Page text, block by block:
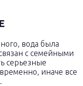
вода была
с семейными
серьезные
иначе все